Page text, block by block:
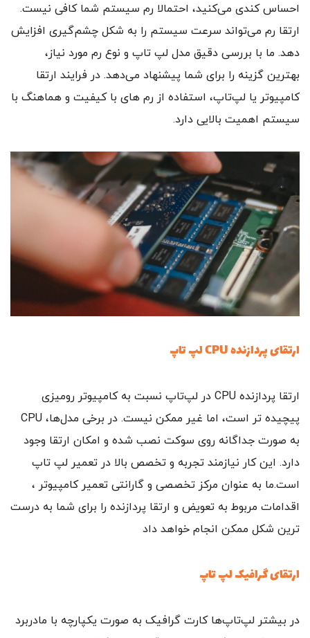
احساس کندی می‌کنید، احتمالا رم سیستم شما کافی نیست.
ارتقا رم می‌تواند سرعت سیستم را به شکل چشم‌گیری افزایش
دهد. ما با بررسی دقیق مدل لپ‌ تاپ و نوع رم مورد نیاز،
بهترین گزینه را برای شما پیشنهاد می‌دهد. در فرایند ارتقا
کامپیوتر یا لپ‌تاپ، استفاده از رم‌ های با کیفیت و هماهنگ با
سیستم اهمیت بالایی دارد.
ارتقای پردازنده CPU لپ‌ تاپ
ارتقا پردازنده CPU در لپ‌تاپ نسبت به کامپیوتر رومیزی
پیچیده‌ تر است، اما غیر ممکن نیست. در برخی مدل‌ها، CPU
به صورت جداگانه روی سوکت نصب شده و امکان ارتقا وجود
دارد. این کار نیازمند تجربه و تخصص بالا در تعمیر لپ‌ تاپ
است.ما به عنوان مرکز تخصصی و گارانتی تعمیر کامپیوتر ،
اقدامات مربوط به تعویض و ارتقا پردازنده را برای شما به درست
ترین شکل ممکن انجام خواهد داد
ارتقای گرافیک لپ‌ تاپ
در بیشتر لپ‌تاپ‌ها کارت گرافیک به صورت یکپارچه با مادربرد